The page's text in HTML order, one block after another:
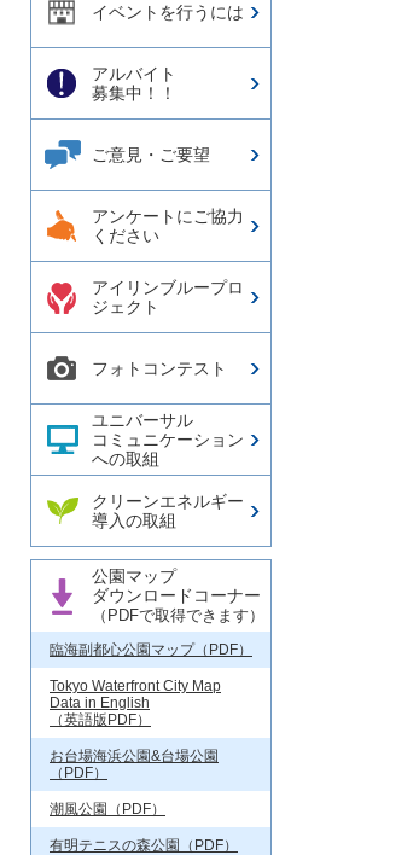
イベントを行うには
アルバイト
募集中！！
ご意見・ご要望
アンケートにご協力
ください
アイリンブループロ
ジェクト
フォトコンテスト
ユニバーサル
コミュニケーション
への取組
クリーンエネルギー
導入の取組
公園マップ
ダウンロードコーナー
（PDFで取得できます）
臨海副都心公園マップ（PDF）
Tokyo Waterfront City Map
Data in English
（英語版PDF）
お台場海浜公園&台場公園
（PDF）
潮風公園（PDF）
有明テニスの森公園（PDF）